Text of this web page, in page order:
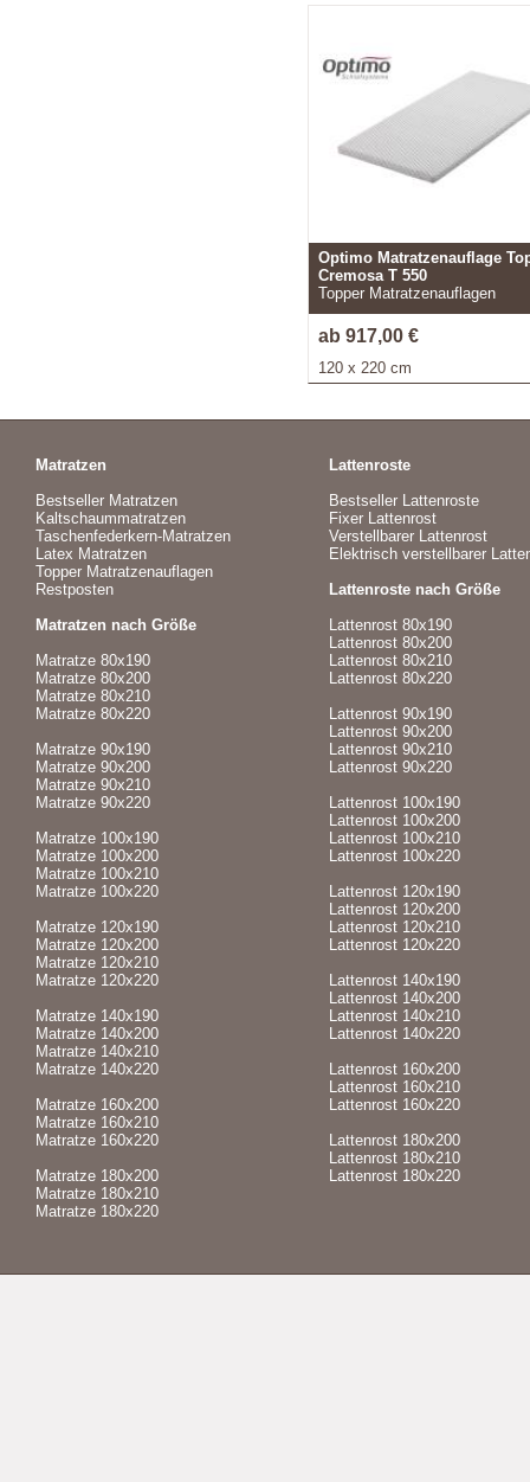
Optimo Matratzenauflage
Cremosa T 550
Topper Matratzenauflagen
ab 917,00 €
120 x 220 cm
Matratzen
Bestseller Matratzen
Kaltschaummatratzen
Taschenfederkern-Matratzen
Latex Matratzen
Topper Matratzenauflagen
Restposten
Matratzen nach Größe
Matratze 80x190
Matratze 80x200
Matratze 80x210
Matratze 80x220
Matratze 90x190
Matratze 90x200
Matratze 90x210
Matratze 90x220
Matratze 100x190
Matratze 100x200
Matratze 100x210
Matratze 100x220
Matratze 120x190
Matratze 120x200
Matratze 120x210
Matratze 120x220
Matratze 140x190
Matratze 140x200
Matratze 140x210
Matratze 140x220
Matratze 160x200
Matratze 160x210
Matratze 160x220
Matratze 180x200
Matratze 180x210
Matratze 180x220
Lattenroste
Bestseller Lattenroste
Fixer Lattenrost
Verstellbarer Lattenrost
Elektrisch verstellbarer
Lattenroste nach Größe
Lattenrost 80x190
Lattenrost 80x200
Lattenrost 80x210
Lattenrost 80x220
Lattenrost 90x190
Lattenrost 90x200
Lattenrost 90x210
Lattenrost 90x220
Lattenrost 100x190
Lattenrost 100x200
Lattenrost 100x210
Lattenrost 100x220
Lattenrost 120x190
Lattenrost 120x200
Lattenrost 120x210
Lattenrost 120x220
Lattenrost 140x190
Lattenrost 140x200
Lattenrost 140x210
Lattenrost 140x220
Lattenrost 160x200
Lattenrost 160x210
Lattenrost 160x220
Lattenrost 180x200
Lattenrost 180x210
Lattenrost 180x220